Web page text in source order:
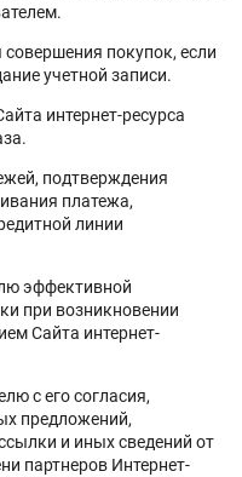
покупок, если
учетной записи.
интернет-ресурса
подтверждения
платежа,
линии
эффективной
при возникновении
Сайта интернет-
с его согласия,
предложений,
и иных сведений от
партнеров Интернет-